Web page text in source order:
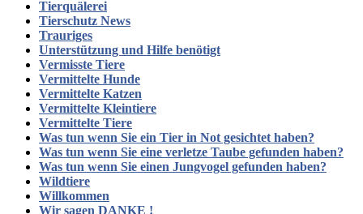
Tierquälerei
Tierschutz News
Trauriges
Unterstützung und Hilfe benötigt
Vermisste Tiere
Vermittelte Hunde
Vermittelte Katzen
Vermittelte Kleintiere
Vermittelte Tiere
Was tun wenn Sie ein Tier in Not gesichtet haben?
Was tun wenn Sie eine verletze Taube gefunden haben?
Was tun wenn Sie einen Jungvogel gefunden haben?
Wildtiere
Willkommen
Wir sagen DANKE !